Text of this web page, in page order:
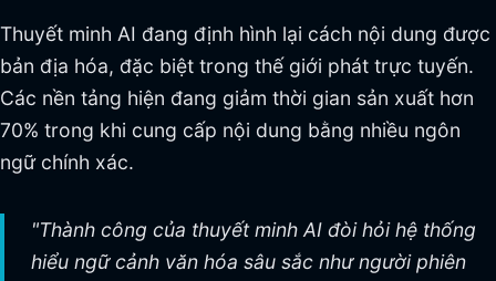
Thuyết minh AI đang định hình lại cách nội dung được
bản địa hóa, đặc biệt trong thế giới phát trực tuyến.
Các nền tảng hiện đang giảm thời gian sản xuất hơn
70% trong khi cung cấp nội dung bằng nhiều ngôn
ngữ chính xác.
"Thành công của thuyết minh AI đòi hỏi hệ thống
hiểu ngữ cảnh văn hóa sâu sắc như người phiên